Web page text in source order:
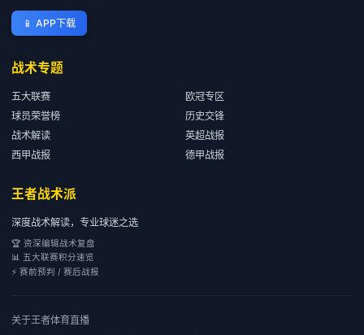
📱 APP下载
战术专题
五大联赛
欧冠专区
球员荣誉榜
历史交锋
战术解读
英超战报
西甲战报
德甲战报
王者战术派
深度战术解读，专业球迷之选
🏆 资深编辑战术复盘
📊 五大联赛积分速览
⚡ 赛前预判 / 赛后战报
关于王者体育直播